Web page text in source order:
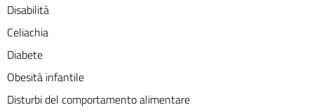
Disabilità
Celiachia
Diabete
Obesità infantile
Disturbi del comportamento alimentare